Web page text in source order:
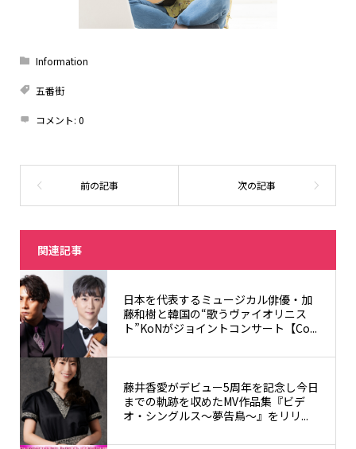
Information
五番街
コメント: 0
関連記事
日本を代表するミュージカル俳優・加
藤和樹と韓国の“歌うヴァイオリニス
ト”KoNがジョイントコンサート【Co...
藤井香愛がデビュー5周年を記念し今日
までの軌跡を収めたMV作品集『ビデ
オ・シングルス～夢告鳥～』をリリ...